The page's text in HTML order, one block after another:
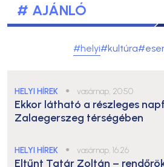
# AJÁNLÓ
#helyi#kultúra
HELYI HÍREK ● vasárnap, 20:50
Ekkor látható a részleges
Zalaegerszeg térségében
HELYI HÍREK ● vasárnap, 16:26
Eltűnt Tatár Zoltán –